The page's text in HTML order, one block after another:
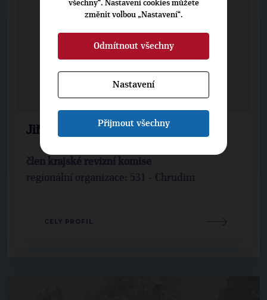
Jiří Urválek
člen krajské revizní komise
regionální organizace: 531 - Chrudim
CELÝ PROFIL
všechny“. Nastavení cookies můžete
změnit volbou „Nastavení“.
Odmítnout všechny
Nastavení
Přijmout všechny